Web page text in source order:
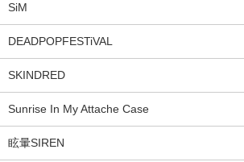
SiM
DEADPOPFESTiVAL
SKINDRED
Sunrise In My Attache Case
眩暈SIREN